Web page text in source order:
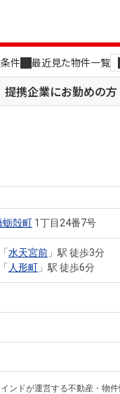
件 最近見た物件一覧
提携企業にお勤めの方
土地を探す
住まい1プラス（お役
AI不動産査定
住まい1プラス（お役
店舗のご案内（関西）
MUFG Way
役員一覧
蛎殻町 1丁目24番7号
「水天宮前 」駅 徒歩3分
「 人形町 」駅 徒歩6分
ンドが運営する不動産・物